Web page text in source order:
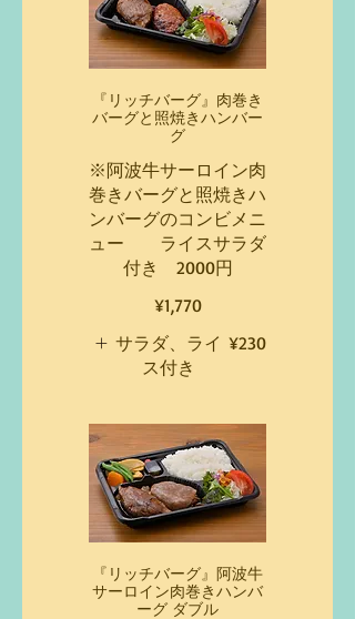
『リッチバーグ』肉巻き
バーグと照焼きハンバー
グ
※阿波牛サーロイン肉
巻きバーグと照焼きハ
ンバーグのコンビメニ
ュー ライスサラダ
付き 2000円
¥1,770
サラダ、ライ
ス付き
¥230
『リッチバーグ』阿波牛
サーロイン肉巻きハンバ
ーグ ダブル